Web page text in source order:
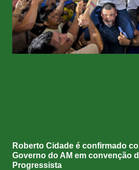
Roberto Cidade é confirmado
Governo do AM em convenção
Progressista